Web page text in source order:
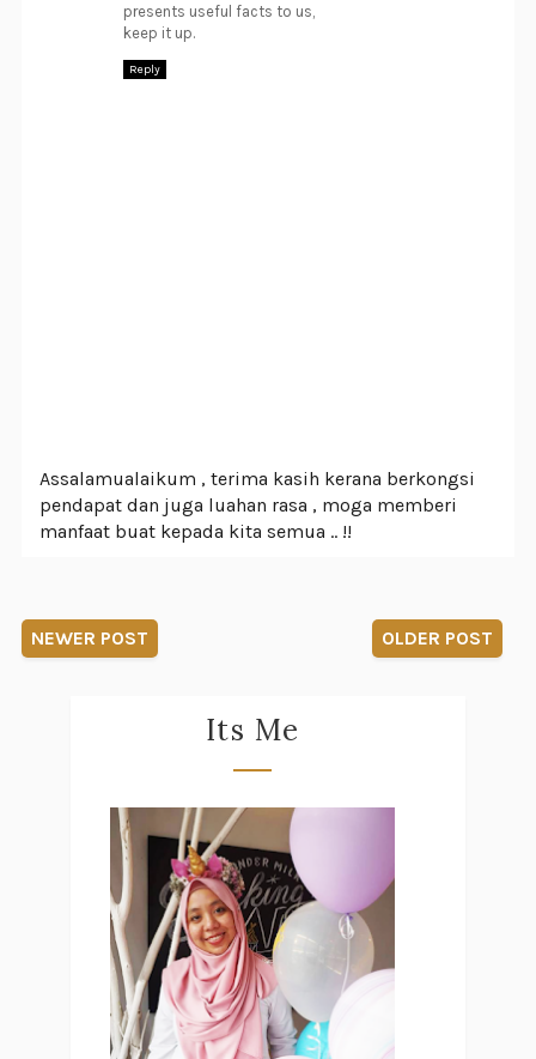
presents useful facts to us,
keep it up.
Reply
Assalamualaikum , terima kasih kerana berkongsi
pendapat dan juga luahan rasa , moga memberi
manfaat buat kepada kita semua .. !!
NEWER POST OLDER POST
Its Me